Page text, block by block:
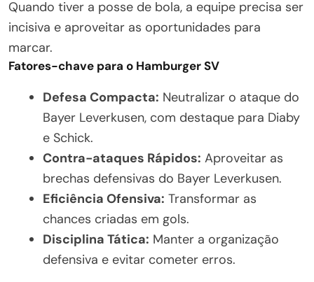
Quando tiver a posse de bola, a equipe precisa ser
incisiva e aproveitar as oportunidades para
marcar.
Fatores-chave para o Hamburger SV
Defesa Compacta: Neutralizar o ataque do
Bayer Leverkusen, com destaque para Diaby
e Schick.
Contra-ataques Rápidos: Aproveitar as
brechas defensivas do Bayer Leverkusen.
Eficiência Ofensiva: Transformar as
chances criadas em gols.
Disciplina Tática: Manter a organização
defensiva e evitar cometer erros.